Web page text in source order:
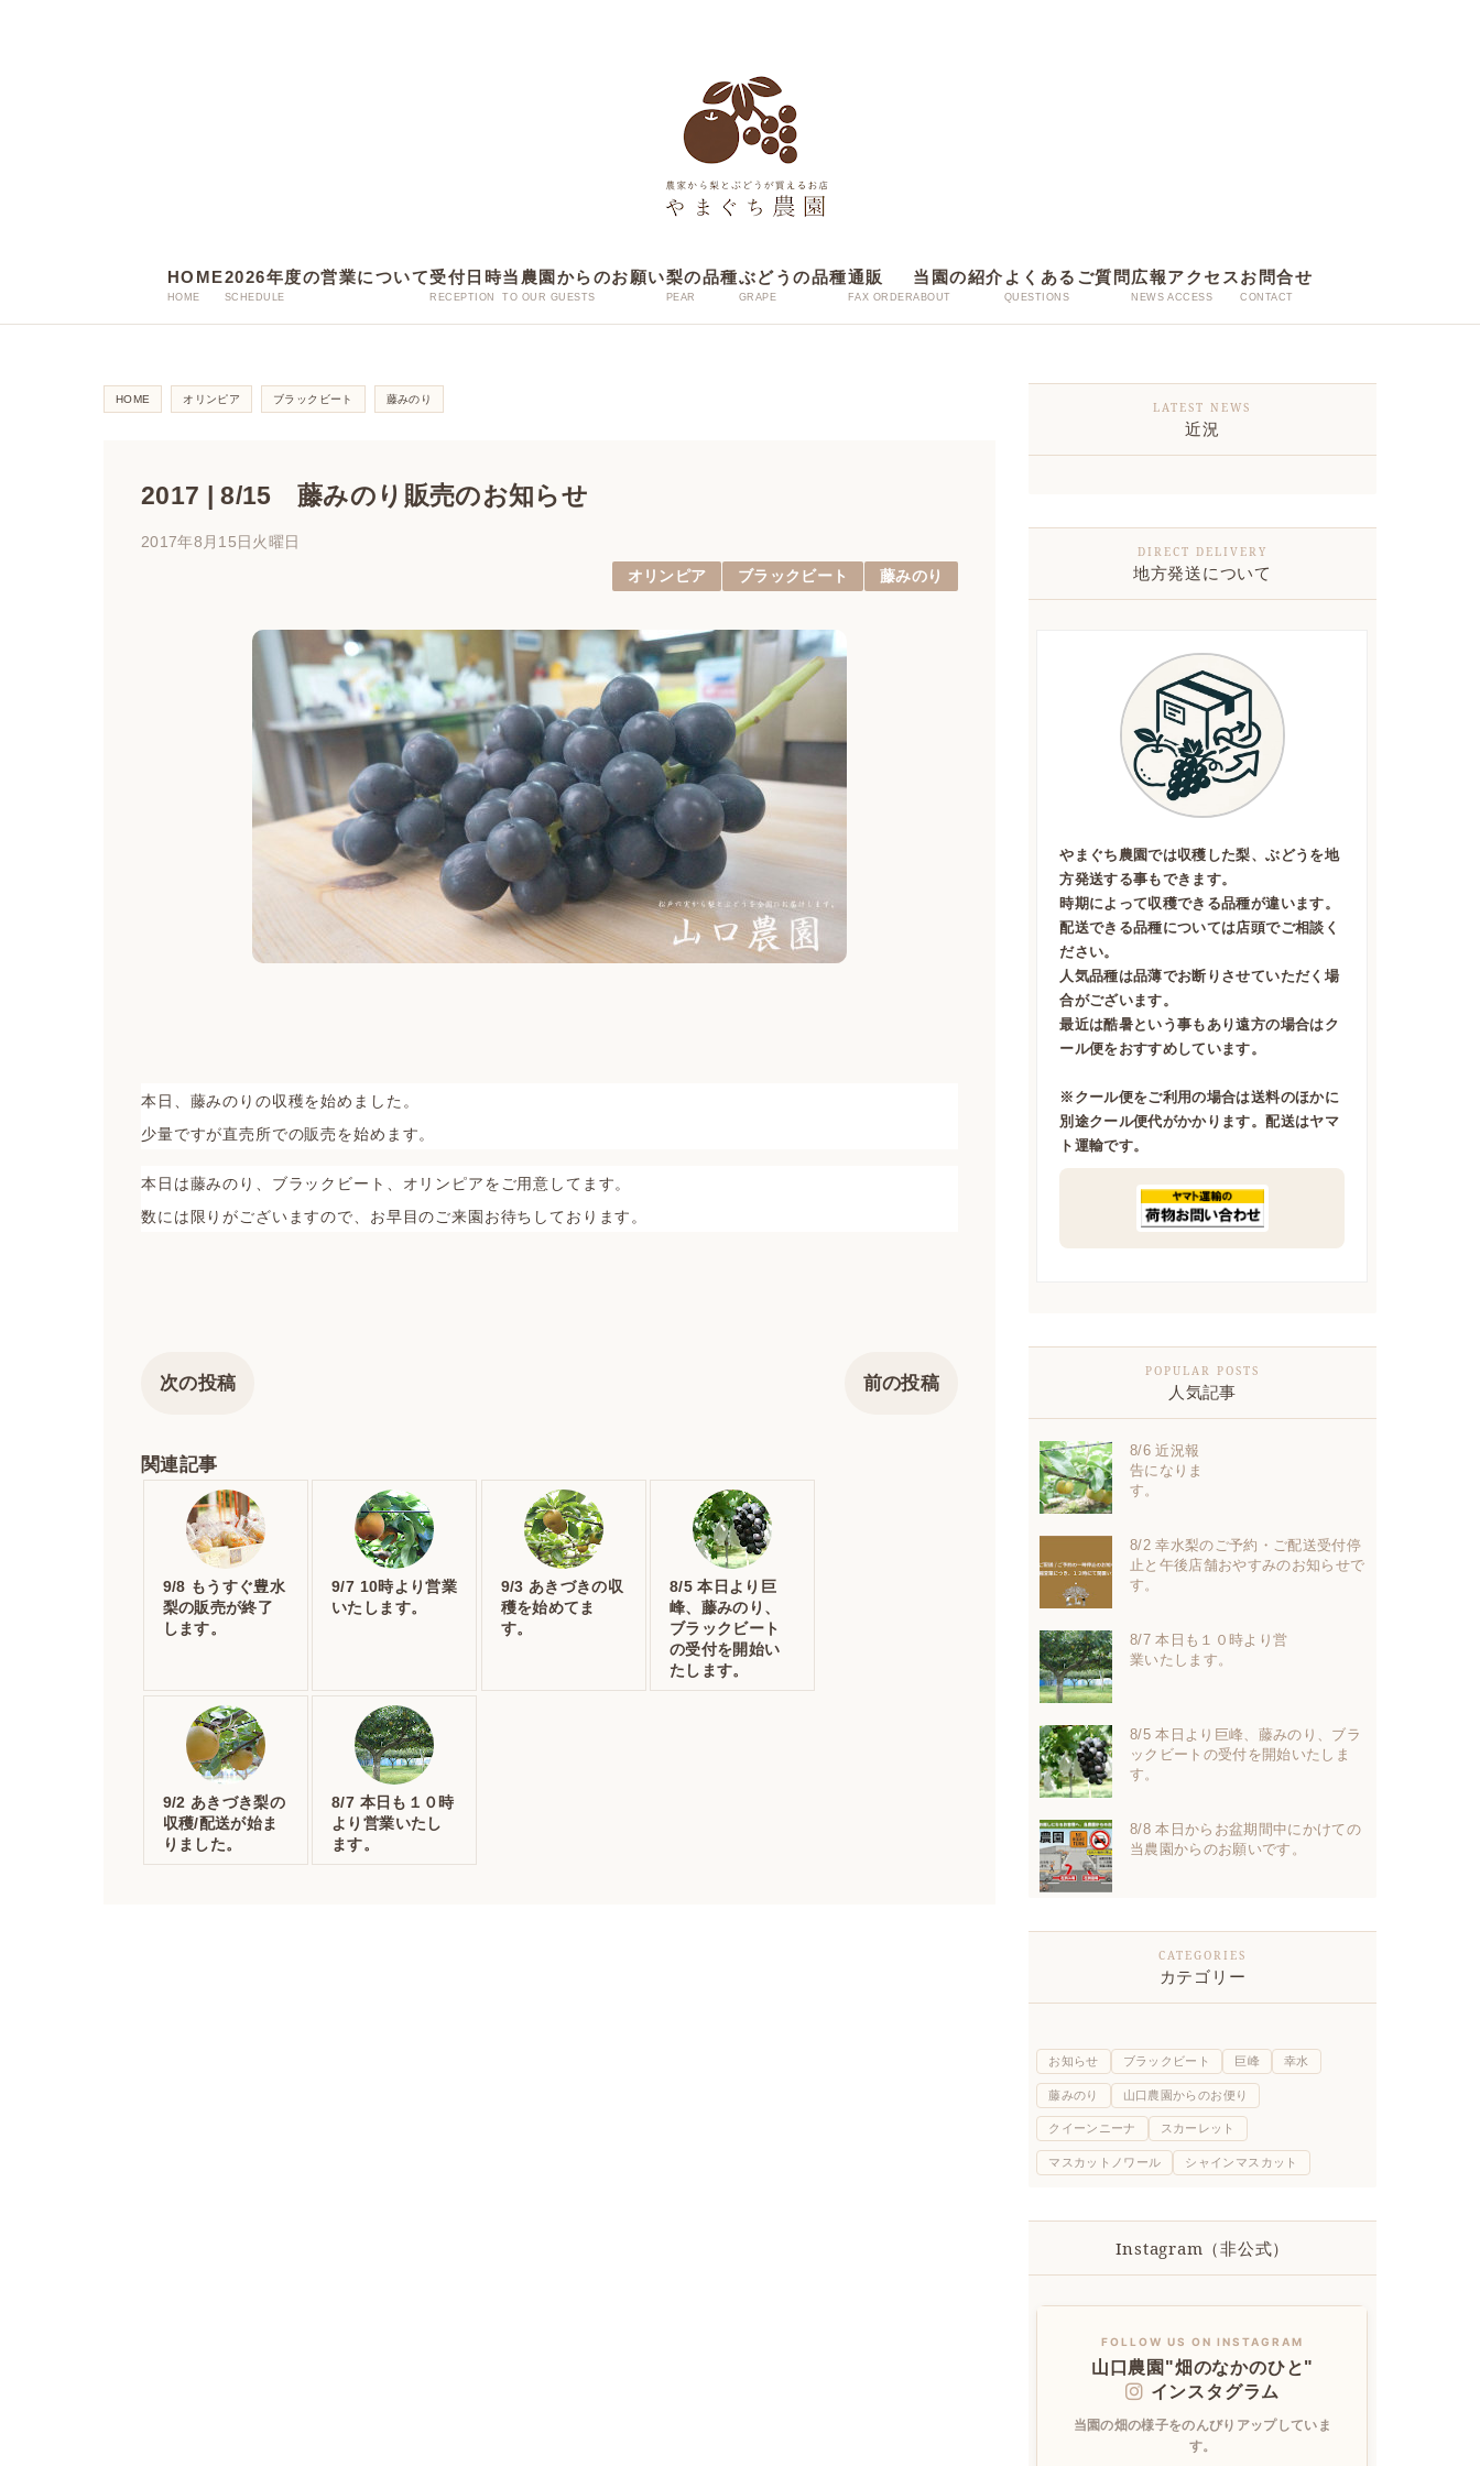
HOME2026年度の営業について受付日時当農園からのお願い梨の品種ぶどうの品種通販 当園の紹介 よくあるご質問 広報アクセスお問合せ
HOME オリンピア ブラックビート 藤みのり
2017 | 8/15 藤みのり販売のお知らせ
2017年8月15日火曜日
オリンピア ブラックビート 藤みのり
本日、藤みのりの収穫を始めました。
少量ですが直売所での販売を始めます。
本日は藤みのり、ブラックビート、オリンピアをご用意してます。
数には限りがございますので、お早目のご来園お待ちしております。
次の投稿 前の投稿
関連記事
9/8 もうすぐ豊水
梨の販売が終了
します。
9/7 10時より営業
いたします。
9/3 あきづきの収
穫を始めてま
す。
8/5 本日より巨
峰、藤みのり、
ブラックビート
の受付を開始い
たします。
9/2 あきづき梨の
収穫/配送が始ま
りました。
8/7 本日も１０時
より営業いたし
ます。
近況
地方発送について
やまぐち農園では収穫した梨、ぶどうを地
方発送する事もできます。
時期によって収穫できる品種が違います。
配送できる品種については店頭でご相談く
ださい。
人気品種は品薄でお断りさせていただく場
合がございます。
最近は酷暑という事もあり遠方の場合はク
ール便をおすすめしています。
※クール便をご利用の場合は送料のほかに
別途クール便代がかかります。配送はヤマ
ト運輸です。
人気記事
8/6 近況報
告になりま
す。
8/2 幸水梨のご予約・ご配送受付停
止と午後店舗おやすみのお知らせで
す。
8/7 本日も１０時より営
業いたします。
8/5 本日より巨峰、藤みのり、ブラ
ックビートの受付を開始いたしま
す。
8/8 本日からお盆期間中にかけての
当農園からのお願いです。
カテゴリー
お知らせ ブラックビート 巨峰 幸水
藤みのり 山口農園からのお便り
クイーンニーナ スカーレット
マスカットノワール シャインマスカット
Instagram（非公式）
FOLLOW US ON INSTAGRAM
山口農園"畑のなかのひと"
インスタグラム
当園の畑の様子をのんびりアップしていま
す。